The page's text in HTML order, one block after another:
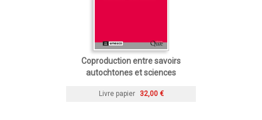
Coproduction entre savoirs
autochtones et sciences
Livre papier 32,00 €